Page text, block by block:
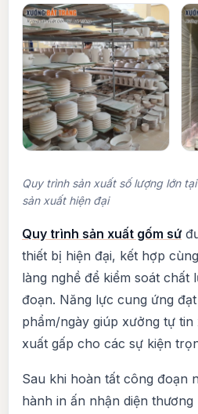
Quy trình sản xuất số lượng lớn
sản xuất hiện đại
Quy trình sản xuất gốm sứ
thiết bị hiện đại, kết hợp
làng nghề để kiểm soát chất
đoạn. Năng lực cung ứng
phẩm/ngày giúp xưởng tự
xuất gấp cho các sự kiện
Sau khi hoàn tất công đoạn
hành in ấn nhận diện